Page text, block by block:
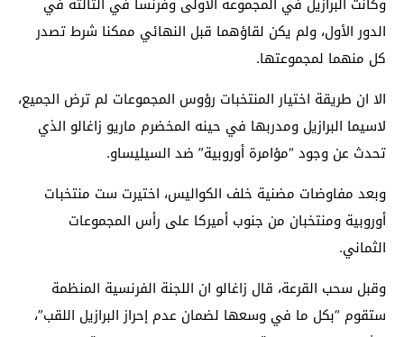
الدور الأول، ولم يكن لقاؤهما قبل النهائي ممكنا شرط تصدر
كل منهما لمجموعتها.
الا ان طريقة اختيار المنتخبات رؤوس المجموعات لم ترض الجميع،
لاسيما البرازيل ومدربها في حينه المخضرم ماريو زاغالو الذي
تحدث عن وجود “مؤامرة أوروبية” ضد السيليساو.
وبعد مفاوضات مضنية خلف الكواليس، اختيرت ست منتخبات
أوروبية ومنتخبان من جنوب أميركا على رأس المجموعات
الثماني.
وقبل سحب القرعة، قال زاغالو ان اللجنة الفرنسية المنظمة
ستقوم “بكل ما في وسعها لضمان عدم إحراز البرازيل اللقب”،